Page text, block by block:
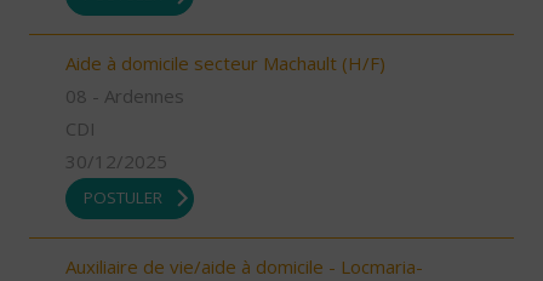
Aide à domicile secteur Machault (H/F)
08 - Ardennes
CDI
30/12/2025
POSTULER
Auxiliaire de vie/aide à domicile - Locmaria-